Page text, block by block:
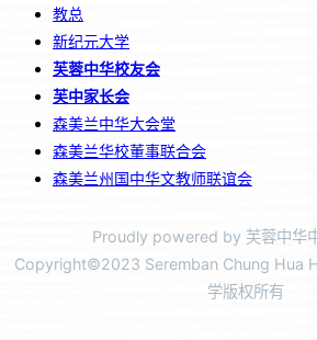
教总
新纪元大学
芙蓉中华校友会
芙中家长会
森美兰中华大会堂
森美兰华校董事联合会
森美兰州国中华文教师联谊会
Proudly powered by 芙蓉中华
Copyright©2023 Seremban Chung Hua
学版权所有